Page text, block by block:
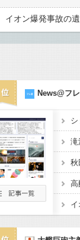
イオン爆発事故の
News@フ